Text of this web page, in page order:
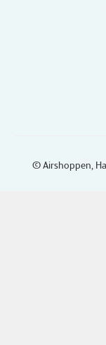
© Airshoppen ,